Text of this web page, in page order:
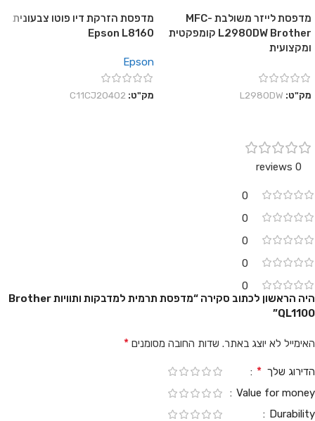
מדפסת לייזר משולבת MFC-
L2980DW Brother קומפקטית
ומקצועית
מק"ט: L2980DW
מדפסת הזרקת דיו פוטו צבעונית
Epson L8160
Epson
מק"ט: C11CJ20402
0 reviews
0
0
0
0
0
היה הראשון לכתוב סקירה “מדפסת ‏תרמית ‏למדבקות ותוויות Brother
QL1100”
האימייל לא יוצג באתר. שדות החובה מסומנים *
הדירוג שלך *
Value for money
Durability